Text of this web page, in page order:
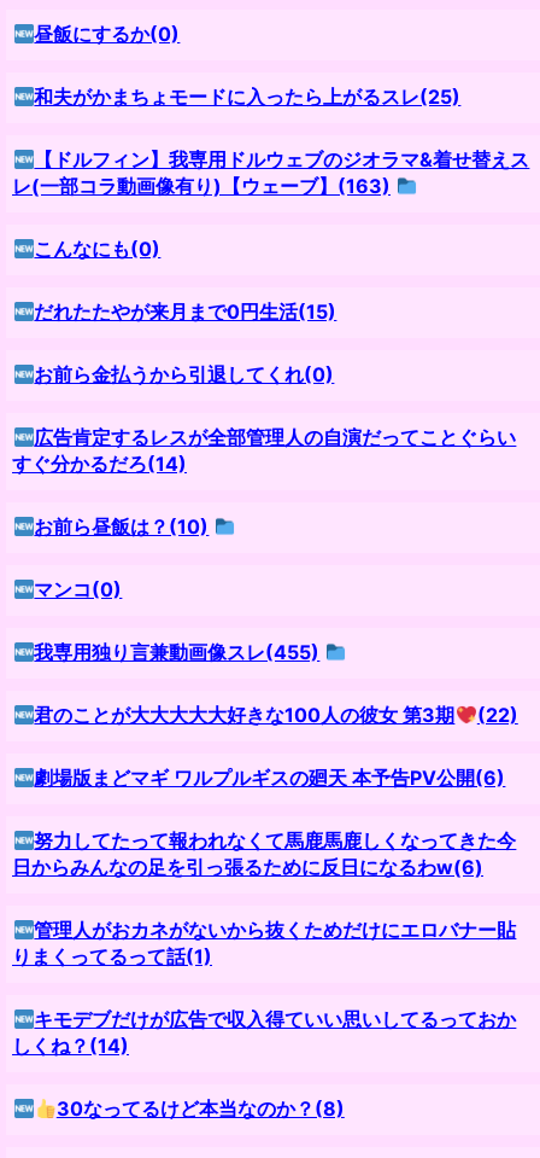
昼飯にするか(0)
和夫がかまちょモードに入ったら上がるスレ(25)
【ドルフィン】我専用ドルウェブのジオラマ&着せ替えス
レ(一部コラ動画像有り)【ウェーブ】(163)
こんなにも(0)
だれたたやが来月まで0円生活(15)
お前ら金払うから引退してくれ(0)
広告肯定するレスが全部管理人の自演だってことぐらい
すぐ分かるだろ(14)
お前ら昼飯は？(10)
マンコ(0)
我専用独り言兼動画像スレ(455)
君のことが大大大大大好きな100人の彼女 第3期 (22)
劇場版まどマギ ワルプルギスの廻天 本予告PV公開(6)
努力してたって報われなくて馬鹿馬鹿しくなってきた今
日からみんなの足を引っ張るために反日になるわw(6)
管理人がおカネがないから抜くためだけにエロバナー貼
りまくってるって話(1)
キモデブだけが広告で収入得ていい思いしてるっておか
しくね？(14)
30なってるけど本当なのか？(8)